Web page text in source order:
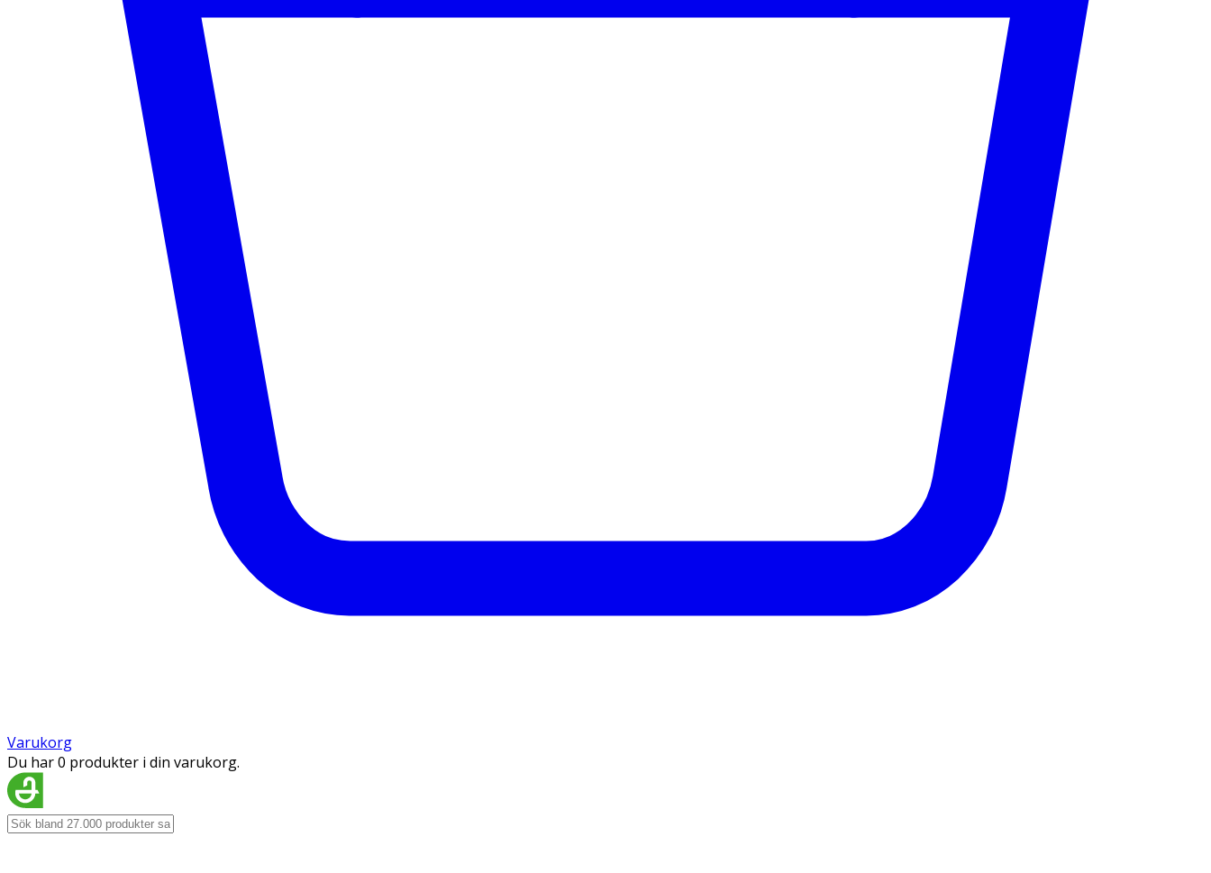
Varukorg
Du har 0 produkter i din varukorg.